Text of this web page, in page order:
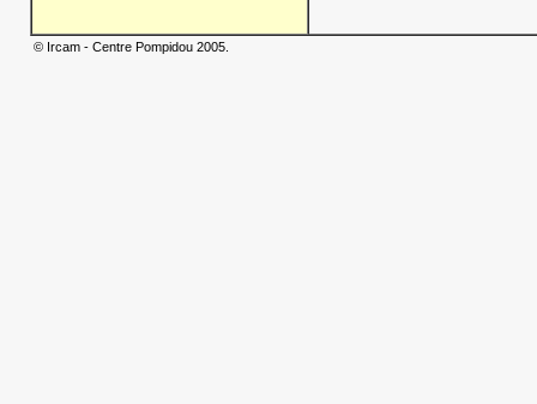
© Ircam - Centre Pompidou 2005.